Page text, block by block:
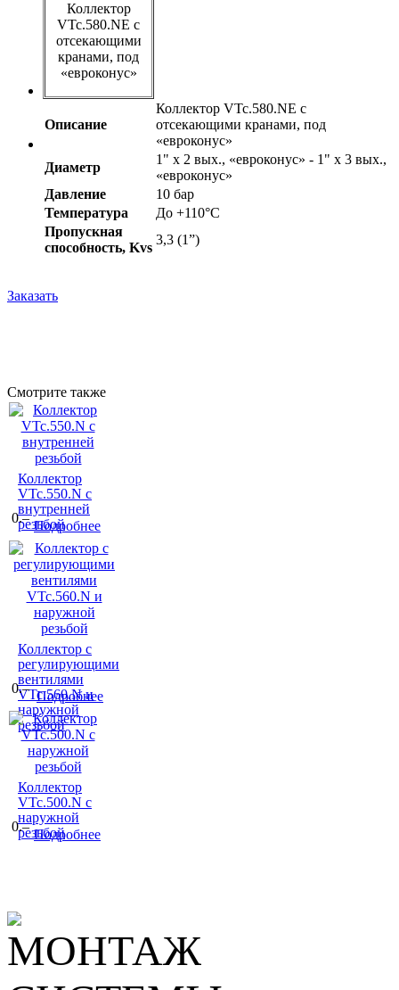
Коллектор
VTc.580.NE с
отсекающими
кранами, под
«евроконус»
Описание
Коллектор VTc.580.NE с
отсекающими кранами, под
«евроконус»
Диаметр
1" x 2 вых., «евроконус» - 1" x 3 вых.,
«евроконус»
Давление
10 бар
Температура
До +110°С
Пропускная
способность, Kvs
3,3 (1”)
Заказать
Смотрите также
Коллектор
VTc.550.N с
внутренней
резьбой
0.–
Подробнее
Коллектор с
регулирующими
вентилями
VTc.560.N и
наружной
резьбой
0.–
Подробнее
Коллектор
VTc.500.N с
наружной
резьбой
0.–
Подробнее
МОНТАЖ